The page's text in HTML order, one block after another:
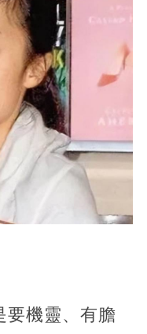
要機靈、有膽